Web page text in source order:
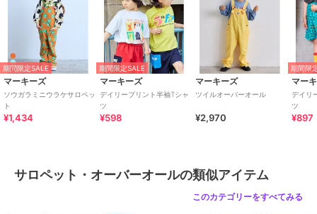
商品のお気に入り登録をすると...
[再入荷][残り1点][セール情報]を受け取れます。
MARKEY'Sをお気に入り登録すると...
[新商品][再入荷]の情報をいち早く受け取れます。
[型番:0010161007]
期間限定セール開催中
ショップ マーキーズ
オールインワン・サロペット ／
期間限定SALE
マーキーズ
ソウガラミニウラケサロペッ
ト
¥1,434
期間限定SALE
マーキーズ
デイリープリント半袖Tシャ
ツ
¥598
マーキーズ
ツイルオーバーオール
¥2,970
期間限
マー
デイリ
¥897
サロペット・オーバーオールの類似アイテム
このカテゴリーをすべてみる